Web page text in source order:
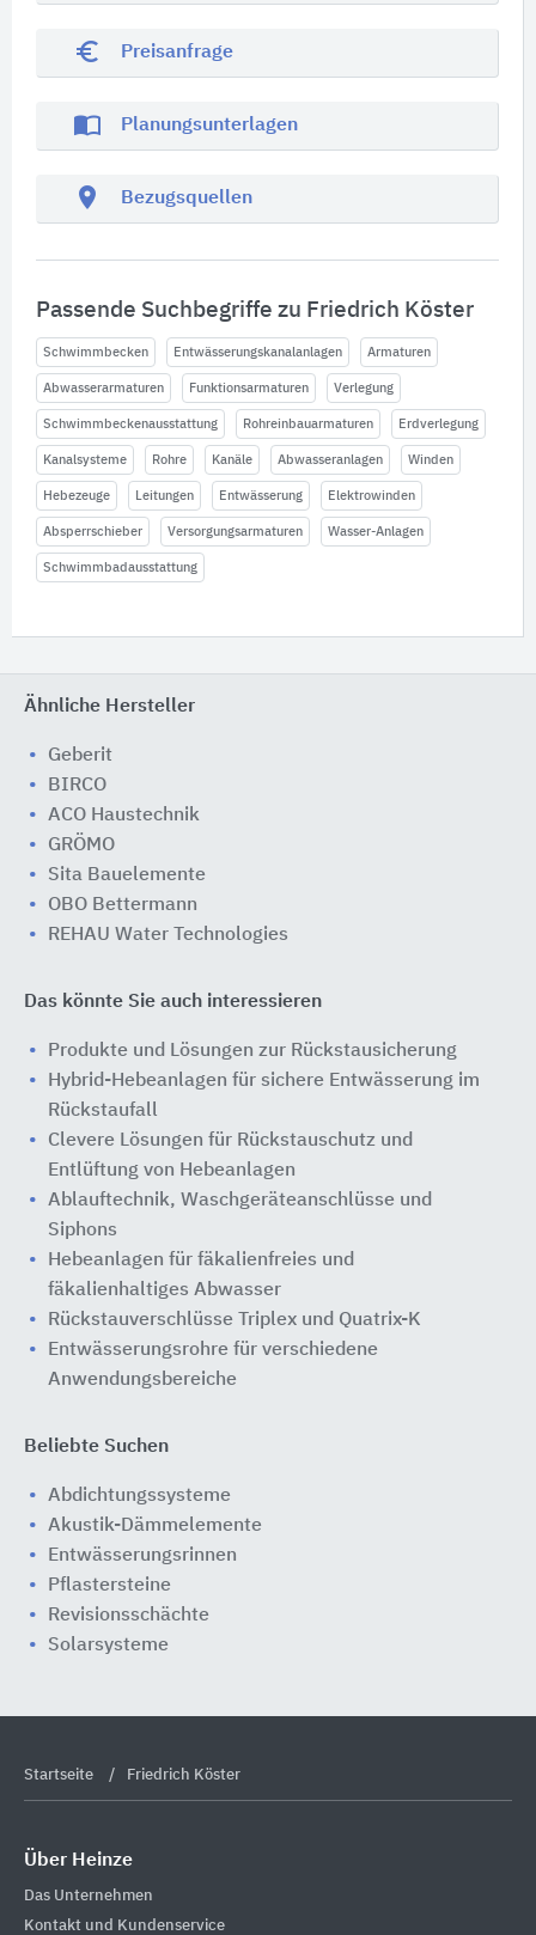
euro_symbol Preisanfrage
import_contacts Planungsunterlagen
location_on Bezugsquellen
Passende Suchbegriffe zu Friedrich Köster
Schwimmbecken Entwässerungskanalanlagen Armaturen
Abwasserarmaturen Funktionsarmaturen Verlegung
Schwimmbeckenausstattung Rohreinbauarmaturen Erdverlegung
Kanalsysteme Rohre Kanäle Abwasseranlagen Winden
Hebezeuge Leitungen Entwässerung Elektrowinden
Absperrschieber Versorgungsarmaturen Wasser-Anlagen
Schwimmbadausstattung
Ähnliche Hersteller
Geberit
BIRCO
ACO Haustechnik
GRÖMO
Sita Bauelemente
OBO Bettermann
REHAU Water Technologies
Das könnte Sie auch interessieren
Produkte und Lösungen zur Rückstausicherung
Hybrid-Hebeanlagen für sichere Entwässerung im
Rückstaufall
Clevere Lösungen für Rückstauschutz und
Entlüftung von Hebeanlagen
Ablauftechnik, Waschgeräteanschlüsse und
Siphons
Hebeanlagen für fäkalienfreies und
fäkalienhaltiges Abwasser
Rückstauverschlüsse Triplex und Quatrix-K
Entwässerungsrohre für verschiedene
Anwendungsbereiche
Beliebte Suchen
Abdichtungssysteme
Akustik-Dämmelemente
Entwässerungsrinnen
Pflastersteine
Revisionsschächte
Solarsysteme
Startseite Friedrich Köster
Über Heinze
Das Unternehmen
Kontakt und Kundenservice